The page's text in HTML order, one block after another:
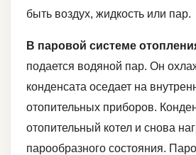
быть воздух, жидкость или пар.
В паровой системе
подается водяной пар. Он
конденсата оседает на
отопительных приборов.
отопительный котел и снова
парообразного состояния.